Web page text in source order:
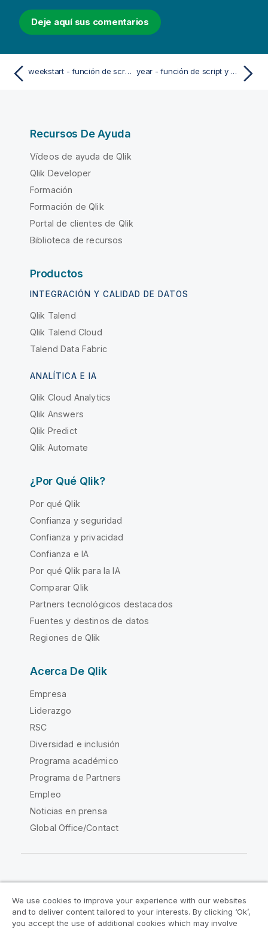
Deje aquí sus comentarios
weekstart - función de script y de gráfico year - función de script y de gráfico
Recursos De Ayuda
Vídeos de ayuda de Qlik
Qlik Developer
Formación
Formación de Qlik
Portal de clientes de Qlik
Biblioteca de recursos
Productos
INTEGRACIÓN Y CALIDAD DE DATOS
Qlik Talend
Qlik Talend Cloud
Talend Data Fabric
ANALÍTICA E IA
Qlik Cloud Analytics
Qlik Answers
Qlik Predict
Qlik Automate
¿Por Qué Qlik?
Por qué Qlik
Confianza y seguridad
Confianza y privacidad
Confianza e IA
Por qué Qlik para la IA
Comparar Qlik
Partners tecnológicos destacados
Fuentes y destinos de datos
Regiones de Qlik
Acerca De Qlik
Empresa
Liderazgo
RSC
Diversidad e inclusión
Programa académico
Programa de Partners
Empleo
Noticias en prensa
Global Office/Contact
Acuerdos legales Condiciones del producto
We use cookies to improve your experience with our websites
and to deliver content tailored to your interests. By clicking ‘Ok’,
you accept the use of additional cookies which may involve